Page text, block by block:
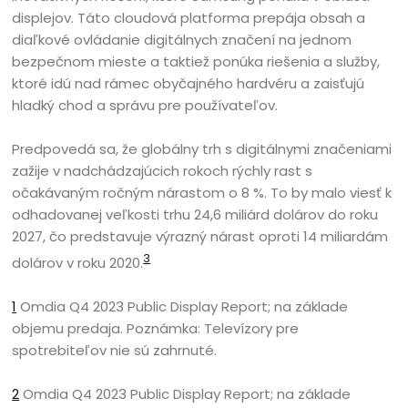
displejov. Táto cloudová platforma prepája obsah a
diaľkové ovládanie digitálnych značení na jednom
bezpečnom mieste a taktiež ponúka riešenia a služby,
ktoré idú nad rámec obyčajného hardvéru a zaisťujú
hladký chod a správu pre používateľov.
Predpovedá sa, že globálny trh s digitálnymi značeniami
zažije v nadchádzajúcich rokoch rýchly rast s
očakávaným ročným nárastom o 8 %. To by malo viesť k
odhadovanej veľkosti trhu 24,6 miliárd dolárov do roku
2027, čo predstavuje výrazný nárast oproti 14 miliardám
dolárov v roku 2020.3
1 Omdia Q4 2023 Public Display Report; na základe
objemu predaja. Poznámka: Televízory pre
spotrebiteľov nie sú zahrnuté.
2Omdia Q4 2023 Public Display Report; na základe